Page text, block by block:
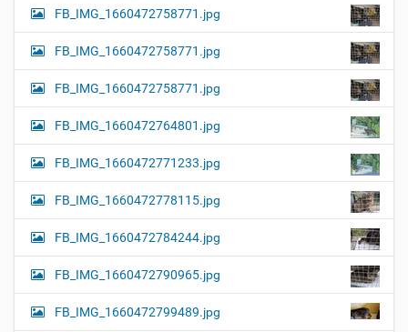
FB_IMG_1660472758771.jpg
FB_IMG_1660472758771.jpg
FB_IMG_1660472758771.jpg
FB_IMG_1660472764801.jpg
FB_IMG_1660472771233.jpg
FB_IMG_1660472778115.jpg
FB_IMG_1660472784244.jpg
FB_IMG_1660472790965.jpg
FB_IMG_1660472799489.jpg